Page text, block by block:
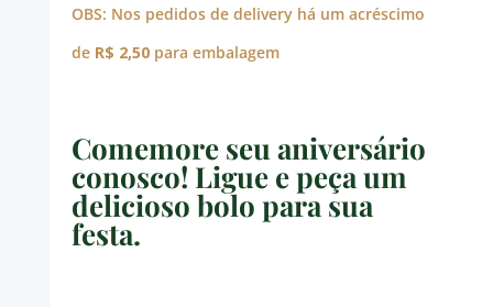
OBS: Nos pedidos de delivery há um acréscimo
de R$ 2,50para embalagem
Comemore seu aniversário
conosco! Ligue e peça um
delicioso bolo para sua
festa.